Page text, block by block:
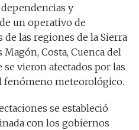
y
un operativo de
las regiones de la Sierra
Magón, Costa, Cuenca del
se vieron afectados por las
fenómeno meteorológico.
se estableció
con los gobiernos